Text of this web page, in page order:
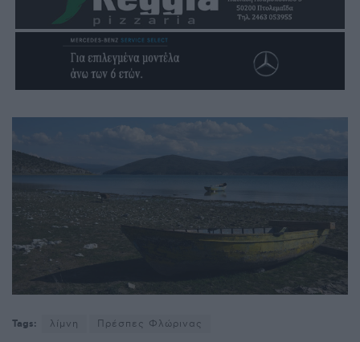
Tags: λίμνη Πρέσπες Φλώρινας